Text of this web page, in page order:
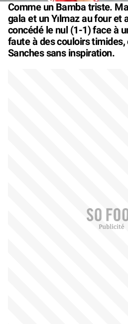
Comme un Bamba triste.
gala et un Yılmaz au four et
concédé le nul (1-1) face à
faute à des couloirs timides,
Sanches sans inspiration.